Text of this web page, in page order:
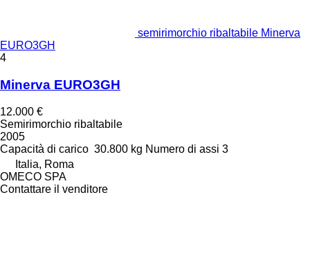
semirimorchio ribaltabile Minerva
EURO3GH
4
Minerva EURO3GH
12.000 €
Semirimorchio ribaltabile
2005
Capacità di carico 30.800 kg Numero di assi 3
Italia, Roma
OMECO SPA
Contattare il venditore